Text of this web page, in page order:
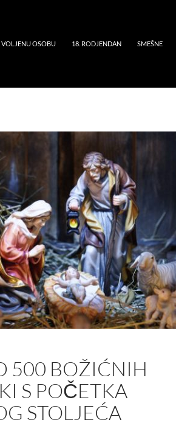
VOLJENU OSOBU 18. RODJENDAN SMEŠNE
500 BOŽIĆNIH
S POČETKA
STOLJEĆA